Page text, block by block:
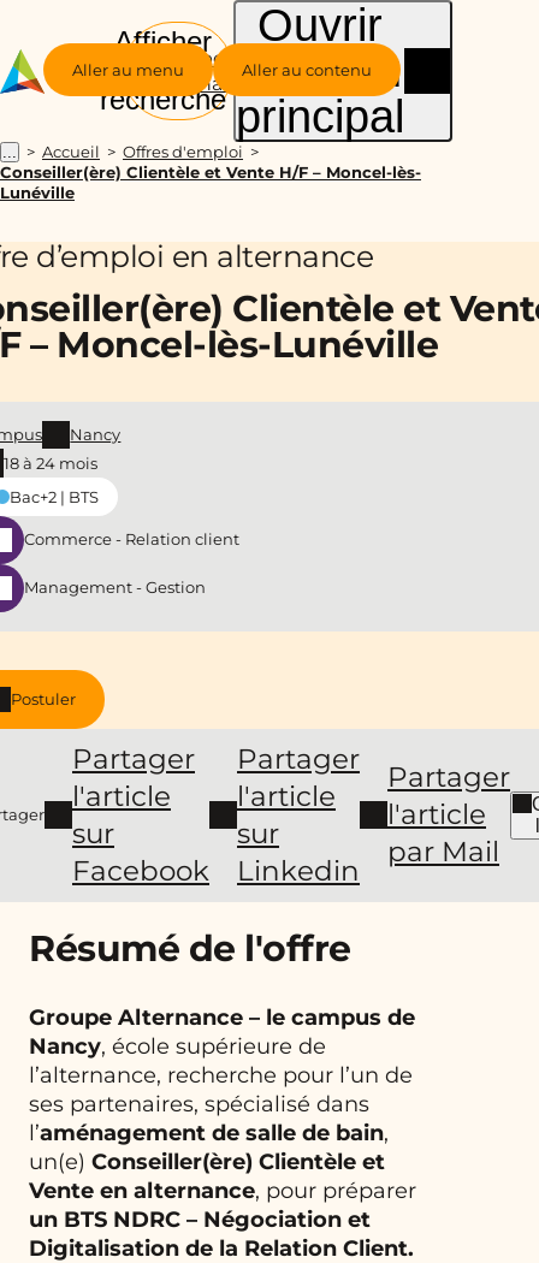
Aller au menu Aller au contenu
Groupe
Alternance
Afficher
la
recherche
Ouvrir
le menu
principal
... Accueil
Offres d'emploi
Conseiller(ère) Clientèle et Vente H/F – Moncel-lès-
Lunéville
d’emploi en alternance
Clientèle et
– Moncel-lès-Lunéville
Postuler
Partager
l'article
sur
Facebook
Partager
l'article
sur
Linkedin
Partager
l'article
par Mail
Nancy
18 à 24 mois
Bac+2 | BTS
Commerce - Relation client
Management - Gestion
Résumé de l'offre
Groupe Alternance – le campus de
Nancy, école supérieure de
l’alternance, recherche pour l’un de
ses partenaires, spécialisé dans
l’aménagement de salle de bain,
un(e) Conseiller(ère) Clientèle et
Vente en alternance, pour préparer
un BTS NDRC – Négociation et
Digitalisation de la Relation Client.